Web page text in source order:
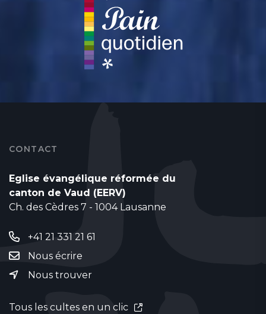
CONTACT
Eglise évangélique réformée du
canton de Vaud (EERV)
Ch. des Cèdres 7 - 1004 Lausanne
+41 21 331 21 61
Nous écrire
Nous trouver
Tous les cultes en un clic